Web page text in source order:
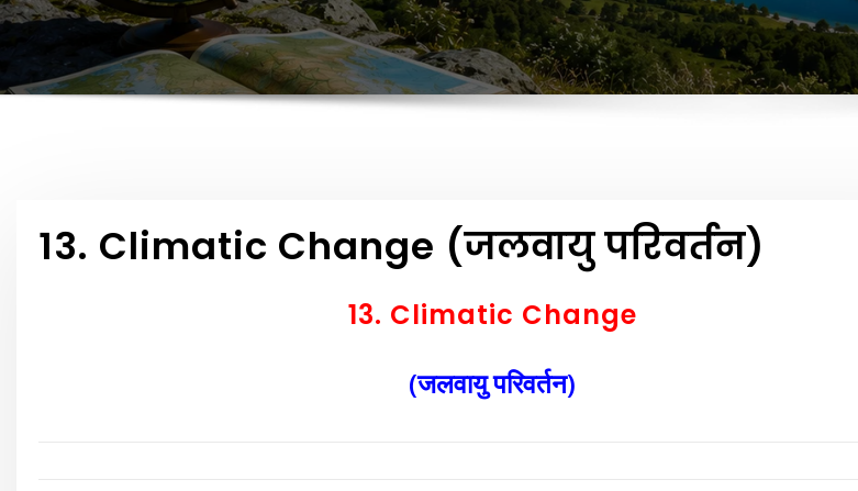
13. Climatic Change (जलवायु परिवर्तन)
13. Climatic Change
(जलवायु परिवर्तन)